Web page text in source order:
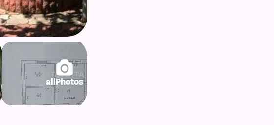
allPhotos